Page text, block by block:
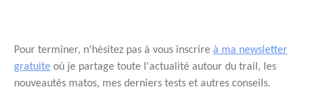
Pour terminer, n'hésitez pas à vous inscrire à ma newsletter
gratuite où je partage toute l'actualité autour du trail, les
nouveautés matos, mes derniers tests et autres conseils.